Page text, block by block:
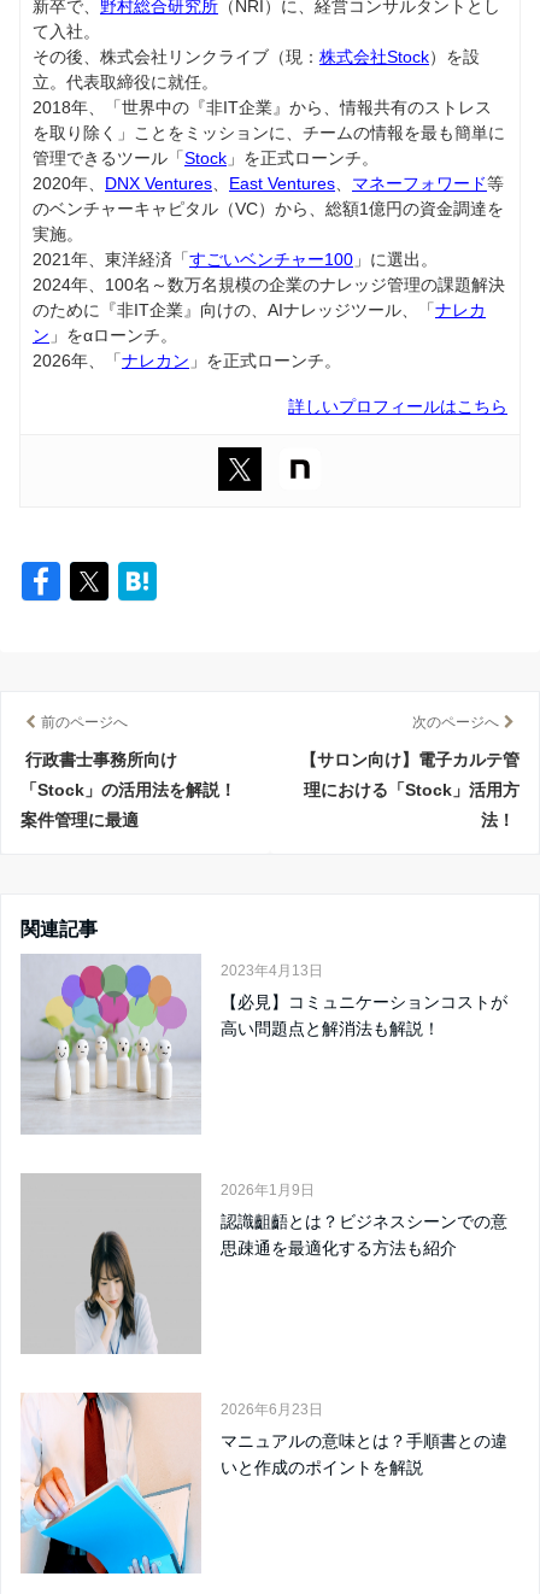
新卒で、 野村総合研究所 （NRI）に、経営コンサルタントとし
て入社。
その後、株式会社リンクライブ（現： 株式会社Stock）を設
立。代表取締役に就任。
2018年、「世界中の『非IT企業』から、情報共有のストレス
を取り除く」ことをミッションに、チームの情報を最も簡単に
管理できるツール「Stock 」を正式ローンチ。
2020年、 DNX Ventures、 East Ventures、 マネーフォワード等
のベンチャーキャピタル（VC）から、総額1億円の資金調達を
実施。
2021年、東洋経済「すごいベンチャー100 」に選出。
2024年、100名～数万名規模の企業のナレッジ管理の課題解決
のために『非IT企業』向けの、AIナレッジツール、「ナレカ
ン 」をαローンチ。
2026年、「ナレカン 」を正式ローンチ。
詳しいプロフィールはこちら
前のページへ
行政書士事務所向け
「Stock」の活用法を解説！
案件管理に最適
次のページへ
【サロン向け】電子カルテ管
理における「Stock」活用方
法！
関連記事
2023年4月13日
【必見】コミュニケーションコストが
高い問題点と解消法も解説！
2026年1月9日
認識齟齬とは？ビジネスシーンでの意
思疎通を最適化する方法も紹介
2026年6月23日
マニュアルの意味とは？手順書との違
いと作成のポイントを解説